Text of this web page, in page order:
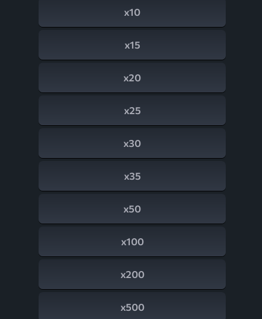
x10
x15
x20
x25
x30
x35
x50
x100
x200
x500